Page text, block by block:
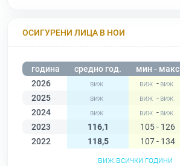
ОСИГУРЕНИ ЛИЦА В НОИ
година средно год. мин - макс
2026
-
2025
-
2024
-
2023
116,1 105 - 126
2022
118,5 107 - 134
виж всички години